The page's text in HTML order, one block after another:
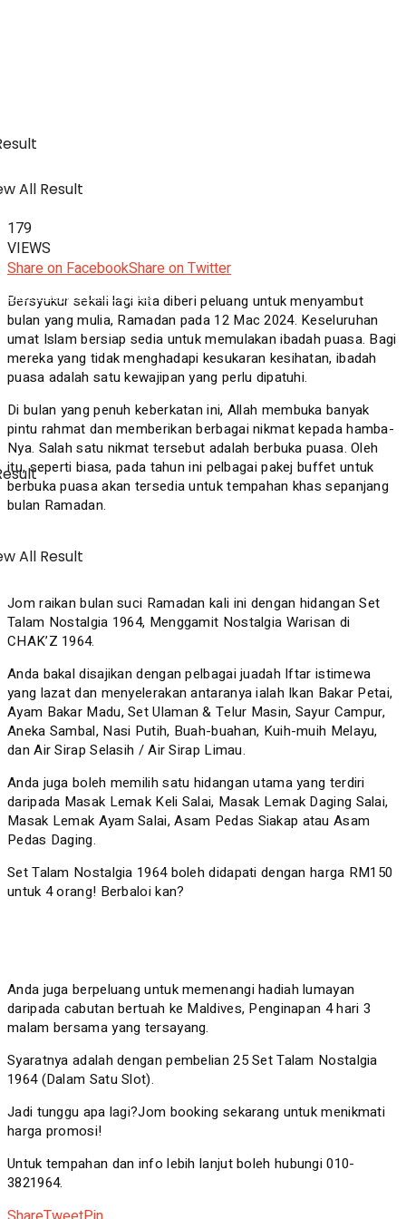
SWA Digital Malaysia
All Result
All Result
179
VIEWS
Share on FacebookShare on Twitter
Bersyukur sekali lagi kita diberi peluang untuk menyambut
bulan yang mulia, Ramadan pada 12 Mac 2024. Keseluruhan
umat Islam bersiap sedia untuk memulakan ibadah puasa. Bagi
mereka yang tidak menghadapi kesukaran kesihatan, ibadah
puasa adalah satu kewajipan yang perlu dipatuhi.
Di bulan yang penuh keberkatan ini, Allah membuka banyak
pintu rahmat dan memberikan berbagai nikmat kepada hamba-
Nya. Salah satu nikmat tersebut adalah berbuka puasa. Oleh
itu, seperti biasa, pada tahun ini pelbagai pakej buffet untuk
berbuka puasa akan tersedia untuk tempahan khas sepanjang
bulan Ramadan.
Jom raikan bulan suci Ramadan kali ini dengan hidangan Set
Talam Nostalgia 1964, Menggamit Nostalgia Warisan di
CHAK’Z 1964.
Anda bakal disajikan dengan pelbagai juadah Iftar istimewa
yang lazat dan menyelerakan antaranya ialah Ikan Bakar Petai,
Ayam Bakar Madu, Set Ulaman & Telur Masin, Sayur Campur,
Aneka Sambal, Nasi Putih, Buah-buahan, Kuih-muih Melayu,
dan Air Sirap Selasih / Air Sirap Limau.
Anda juga boleh memilih satu hidangan utama yang terdiri
daripada Masak Lemak Keli Salai, Masak Lemak Daging Salai,
Masak Lemak Ayam Salai, Asam Pedas Siakap atau Asam
Pedas Daging.
Set Talam Nostalgia 1964 boleh didapati dengan harga RM150
untuk 4 orang! Berbaloi kan?
Anda juga berpeluang untuk memenangi hadiah lumayan
daripada cabutan bertuah ke Maldives, Penginapan 4 hari 3
malam bersama yang tersayang.
Syaratnya adalah dengan pembelian 25 Set Talam Nostalgia
1964 (Dalam Satu Slot).
Jadi tunggu apa lagi?Jom booking sekarang untuk menikmati
harga promosi!
Untuk tempahan dan info lebih lanjut boleh hubungi 010-
3821964.